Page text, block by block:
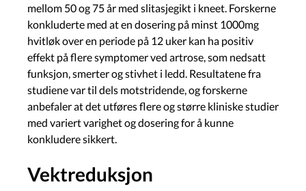
mellom 50 og 75 år med slitasjegikt i kneet. Forskerne
konkluderte med at en dosering på minst 1000mg
hvitløk over en periode på 12 uker kan ha positiv
effekt på flere symptomer ved artrose, som nedsatt
funksjon, smerter og stivhet i ledd. Resultatene fra
studiene var til dels motstridende, og forskerne
anbefaler at det utføres flere og større kliniske studier
med variert varighet og dosering for å kunne
konkludere sikkert.
Vektreduksjon